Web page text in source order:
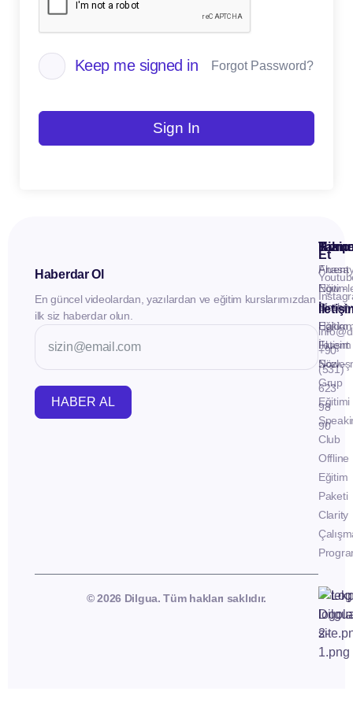
Keep me signed in Forgot Password?
Sign In
Haberdar Ol
En güncel videolardan, yazılardan ve eğitim kurslarımızdan
ilk siz haberdar olun.
HABER AL
İletişim
Fluent
Now -
Birebir
Eğitim
Fluent
Now -
Grup
Eğitimi
Club
Offline
Eğitim
Paketi
Clarity
Takip
Et
+90
(531)
623
98
90
© 2026 Dilgua. Tüm hakları saklıdır.